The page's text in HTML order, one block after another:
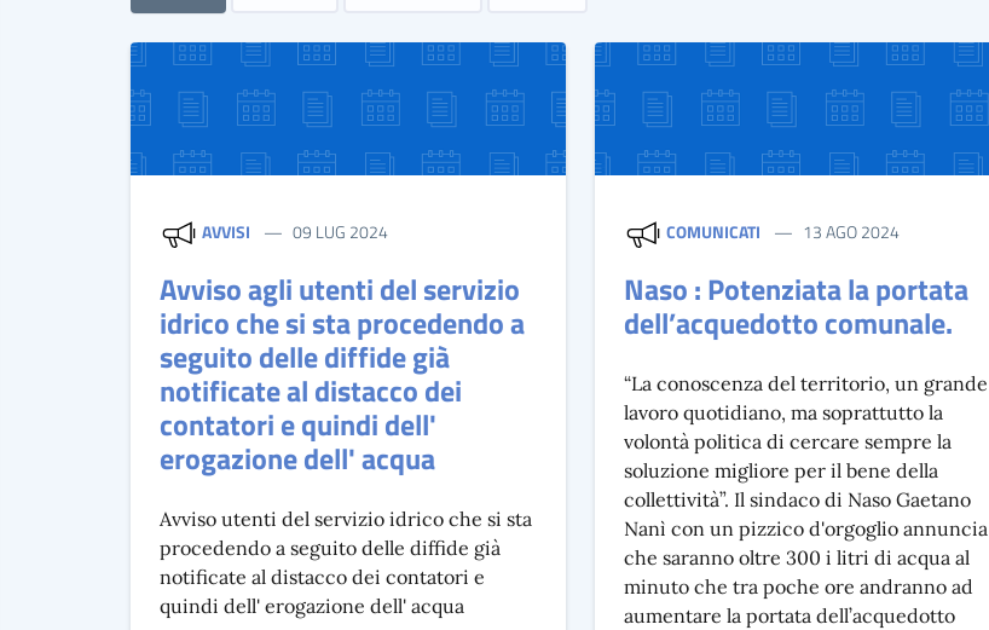
AVVISI 09 LUG 2024
Avviso agli utenti del servizio
idrico che si sta procedendo a
seguito delle diffide già
notificate al distacco dei
contatori e quindi dell'
erogazione dell' acqua
Avviso utenti del servizio idrico che si sta
procedendo a seguito delle diffide già
notificate al distacco dei contatori e
quindi dell' erogazione dell' acqua
COMUNICATI 13 AGO 2024
Naso : Potenziata la portata
dell’acquedotto comunale.
“La conoscenza del territorio, un grande
lavoro quotidiano, ma soprattutto la
volontà politica di cercare sempre la
soluzione migliore per il bene della
collettività”. Il sindaco di Naso Gaetano
Nanì con un pizzico d'orgoglio annuncia
che saranno oltre 300 i litri di acqua al
minuto che tra poche ore andranno ad
aumentare la portata dell’acquedotto